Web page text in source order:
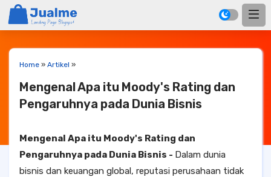
Home » Artikel »
Mengenal Apa itu Moody's Rating dan
Pengaruhnya pada Dunia Bisnis
Mengenal Apa itu Moody's Rating dan
Pengaruhnya pada Dunia Bisnis - Dalam dunia
bisnis dan keuangan global, reputasi perusahaan tidak